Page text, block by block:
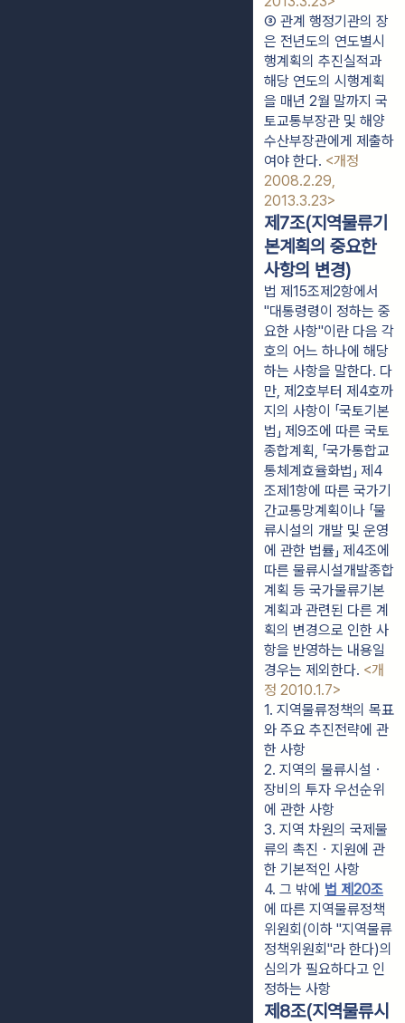
③ 관계 행정기관의 장
은 전년도의 연도별시
행계획의 추진실적과
해당 연도의 시행계획
을 매년 2월 말까지 국
토교통부장관 및 해양
수산부장관에게 제출하
여야 한다. <개정
2008.2.29,
2013.3.23>
제7조(지역물류기
본계획의 중요한
사항의 변경)
법 제15조제2항에서
"대통령령이 정하는 중
요한 사항"이란 다음 각
호의 어느 하나에 해당
하는 사항을 말한다. 다
만, 제2호부터 제4호까
지의 사항이 「국토기본
법」 제9조에 따른 국토
종합계획, 「국가통합교
통체계효율화법」 제4
조제1항에 따른 국가기
간교통망계획이나 「물
류시설의 개발 및 운영
에 관한 법률」 제4조에
따른 물류시설개발종합
계획 등 국가물류기본
계획과 관련된 다른 계
획의 변경으로 인한 사
항을 반영하는 내용일
경우는 제외한다. <개
정 2010.1.7>
1. 지역물류정책의 목표
와 주요 추진전략에 관
한 사항
2. 지역의 물류시설ㆍ
장비의 투자 우선순위
에 관한 사항
3. 지역 차원의 국제물
류의 촉진ㆍ지원에 관
한 기본적인 사항
4. 그 밖에 법 제20조
에 따른 지역물류정책
위원회(이하 "지역물류
정책위원회"라 한다)의
심의가 필요하다고 인
정하는 사항
제8조(지역물류시